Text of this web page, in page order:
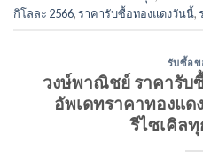
กิโลละ 2566,ราคารับซื้อทองแดงวันนี้,
รับซื้อข
วงษ์พาณิชย์ ราคารับ
อัพเดทราคาทองแด
รีไซเคิล